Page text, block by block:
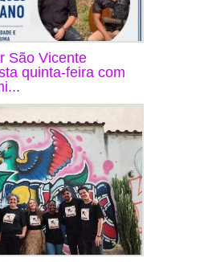
São Vicente
quinta-feira com